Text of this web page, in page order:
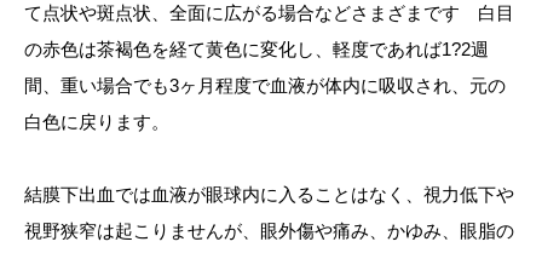
て点状や斑点状、全面に広がる場合などさまざまです 白目
の赤色は茶褐色を経て黄色に変化し、軽度であれば1?2週
間、重い場合でも3ヶ月程度で血液が体内に吸収され、元の
白色に戻ります。
結膜下出血では血液が眼球内に入ることはなく、視力低下や
視野狭窄は起こりませんが、眼外傷や痛み、かゆみ、眼脂の